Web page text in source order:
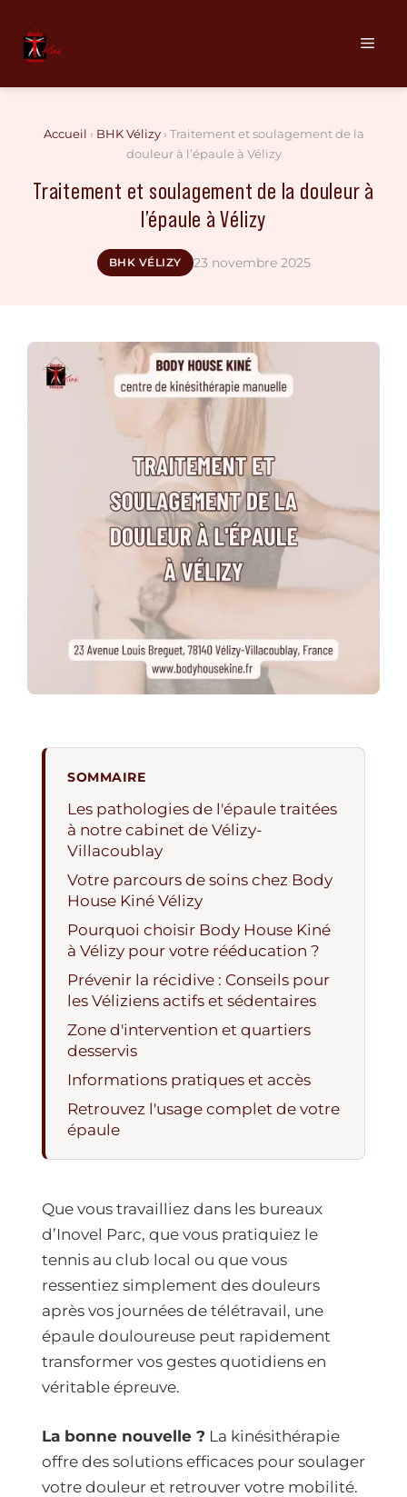
contenu
Accueil › BHK Vélizy › Traitement et soulagement de la
douleur à l’épaule à Vélizy
Traitement et soulagement de la douleur à
l’épaule à Vélizy
BHK VÉLIZY 23 novembre 2025
SOMMAIRE
Les pathologies de l'épaule traitées
à notre cabinet de Vélizy-
Villacoublay
Votre parcours de soins chez Body
House Kiné Vélizy
Pourquoi choisir Body House Kiné
à Vélizy pour votre rééducation ?
Prévenir la récidive : Conseils pour
les Véliziens actifs et sédentaires
Zone d'intervention et quartiers
desservis
Informations pratiques et accès
Retrouvez l'usage complet de votre
épaule
Que vous travailliez dans les bureaux
d’Inovel Parc, que vous pratiquiez le
tennis au club local ou que vous
ressentiez simplement des douleurs
après vos journées de télétravail, une
épaule douloureuse peut rapidement
transformer vos gestes quotidiens en
véritable épreuve.
La bonne nouvelle ? La kinésithérapie
offre des solutions efficaces pour soulager
votre douleur et retrouver votre mobilité.